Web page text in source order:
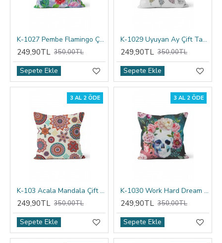
K-1027 Pembe Flamingo Çift Tarafı Baskılı Kırlent Kılıfı
249,90TL 350,00TL
Sepete Ekle
K-1029 Uyuyan Ay Çift Tarafı Baskılı Kırlent Kılıfı
249,90TL 350,00TL
Sepete Ekle
3 AL 2 ÖDE
K-103 Acala Mandala Çift Tarafı Baskılı Kırlent Kılıfı
249,90TL 350,00TL
Sepete Ekle
3 AL 2 ÖDE
K-1030 Work Hard Dream Big Çift Tarafı Baskılı Kırlent Kılıfı
249,90TL 350,00TL
Sepete Ekle